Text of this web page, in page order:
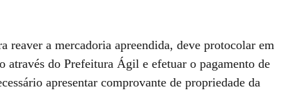
reaver a mercadoria apreendida, deve protocolar em
através do Prefeitura Ágil e efetuar o pagamento de
apresentar comprovante de propriedade da